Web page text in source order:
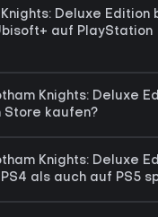
Deluxe Edition
auf PlayStation
Knights: Deluxe
Store kaufen?
Knights: Deluxe
als auch auf PS5